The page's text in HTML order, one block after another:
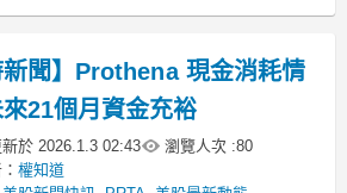
flex
新聞】Prothena 現金消耗情
21個月資金充裕
於 2026.1.3 02:43 瀏覽人次 :80
權知道